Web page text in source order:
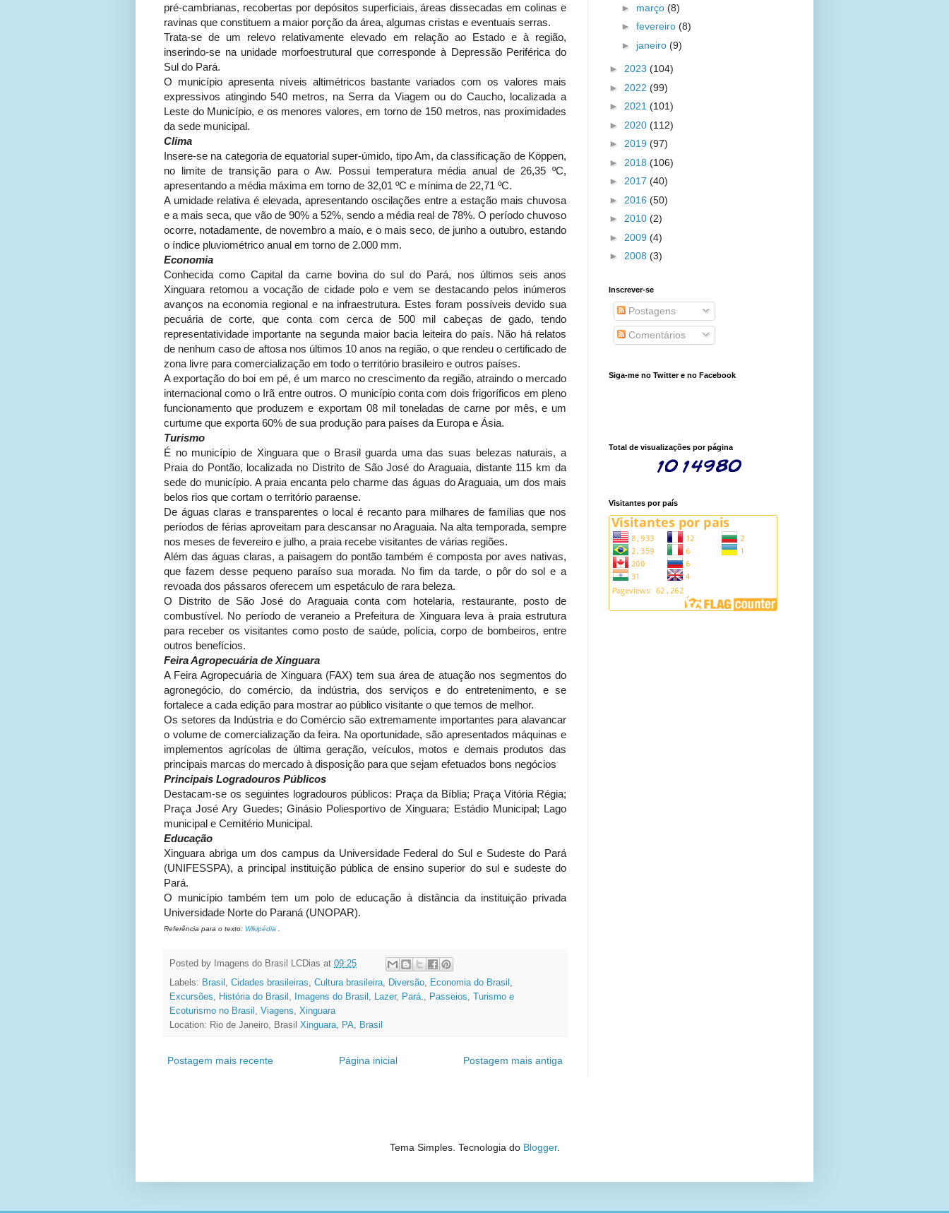
pré-cambrianas, recobertas por depósitos superficiais, áreas dissecadas em colinas e
ravinas que constituem a maior porção da área, algumas cristas e eventuais serras.
Trata-se de um relevo relativamente elevado em relação ao Estado e à região,
inserindo-se na unidade morfoestrutural que corresponde à Depressão Periférica do
Sul do Pará.
O município apresenta níveis altimétricos bastante variados com os valores mais
expressivos atingindo 540 metros, na Serra da Viagem ou do Caucho, localizada a
Leste do Município, e os menores valores, em torno de 150 metros, nas proximidades
da sede municipal.
Clima
Insere-se na categoria de equatorial super-úmido, tipo Am, da classificação de Köppen,
no limite de transição para o Aw. Possui temperatura média anual de 26,35 ºC,
apresentando a média máxima em torno de 32,01 ºC e mínima de 22,71 ºC.
A umidade relativa é elevada, apresentando oscilações entre a estação mais chuvosa
e a mais seca, que vão de 90% a 52%, sendo a média real de 78%. O período chuvoso
ocorre, notadamente, de novembro a maio, e o mais seco, de junho a outubro, estando
o índice pluviométrico anual em torno de 2.000 mm.
Economia
Conhecida como Capital da carne bovina do sul do Pará, nos últimos seis anos
Xinguara retomou a vocação de cidade polo e vem se destacando pelos inúmeros
avanços na economia regional e na infraestrutura. Estes foram possíveis devido sua
pecuária de corte, que conta com cerca de 500 mil cabeças de gado, tendo
representatividade importante na segunda maior bacia leiteira do país. Não há relatos
de nenhum caso de aftosa nos últimos 10 anos na região, o que rendeu o certificado de
zona livre para comercialização em todo o território brasileiro e outros países.
A exportação do boi em pé, é um marco no crescimento da região, atraindo o mercado
internacional como o Irã entre outros. O município conta com dois frigoríficos em pleno
funcionamento que produzem e exportam 08 mil toneladas de carne por mês, e um
curtume que exporta 60% de sua produção para países da Europa e Ásia.
Turismo
É no município de Xinguara que o Brasil guarda uma das suas belezas naturais, a
Praia do Pontão, localizada no Distrito de São José do Araguaia, distante 115 km da
sede do município. A praia encanta pelo charme das águas do Araguaia, um dos mais
belos rios que cortam o território paraense.
De águas claras e transparentes o local é recanto para milhares de famílias que nos
períodos de férias aproveitam para descansar no Araguaia. Na alta temporada, sempre
nos meses de fevereiro e julho, a praia recebe visitantes de várias regiões.
Além das águas claras, a paisagem do pontão também é composta por aves nativas,
que fazem desse pequeno paraíso sua morada. No fim da tarde, o pôr do sol e a
revoada dos pássaros oferecem um espetáculo de rara beleza.
O Distrito de São José do Araguaia conta com hotelaria, restaurante, posto de
combustível. No período de veraneio a Prefeitura de Xinguara leva à praia estrutura
para receber os visitantes como posto de saúde, polícia, corpo de bombeiros, entre
outros benefícios.
Feira Agropecuária de Xinguara
A Feira Agropecuária de Xinguara (FAX) tem sua área de atuação nos segmentos do
agronegócio, do comércio, da indústria, dos serviços e do entretenimento, e se
fortalece a cada edição para mostrar ao público visitante o que temos de melhor.
Os setores da Indústria e do Comércio são extremamente importantes para alavancar
o volume de comercialização da feira. Na oportunidade, são apresentados máquinas e
implementos agrícolas de última geração, veículos, motos e demais produtos das
principais marcas do mercado à disposição para que sejam efetuados bons negócios
Principais Logradouros Públicos
Destacam-se os seguintes logradouros públicos: Praça da Bíblia; Praça Vitória Régia;
Praça José Ary Guedes; Ginásio Poliesportivo de Xinguara; Estádio Municipal; Lago
municipal e Cemitério Municipal.
Educação
Xinguara abriga um dos campus da Universidade Federal do Sul e Sudeste do Pará
(UNIFESSPA), a principal instituição pública de ensino superior do sul e sudeste do
Pará.
O município também tem um polo de educação à distância da instituição privada
Universidade Norte do Paraná (UNOPAR).
Referência para o texto: Wikipédia .
Posted by Imagens do Brasil LCDias at 09:25
Labels: Brasil Cidades brasileiras Cultura brasileira Diversão Economia do Brasil
Excursões
História do Brasil Imagens do Brasil Lazer, Pará. Passeios
Turismo e
Ecoturismo no Brasil
Viagens
Xinguara
Location: Rio de Janeiro, Brasil Xinguara, PA, Brasil
Postagem mais recente Postagem mais antiga
Página inicial
► março (8)
► fevereiro (8)
► janeiro (9)
► 2023 (104)
► 2022 (99)
► 2021 (101)
► 2020 (112)
► 2019 (97)
► 2018 (106)
► 2017 (40)
► 2016 (50)
► 2010 (2)
► 2009 (4)
► 2008 (3)
Inscrever-se
Postagens
Comentários
Siga-me no Twitter e no Facebook
Total de visualizações por página
Visitantes por país
Tema Simples. Tecnologia do Blogger.